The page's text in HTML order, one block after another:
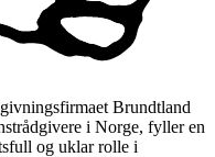
Brundtland
i Norge, fyller en
og uklar rolle i